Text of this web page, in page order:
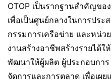
OTOP เป็นรากฐานสำคัญขอ
เพื่อเป็นศูนย์กลางในการปร
กรรมการเครือข่าย และหน่ว
งานสร้างอาชีพสร้างรายได้
พัฒนาให้ผู้ผลิต ผู้ประกอบกา
จัดการและการตลาด เพื่อเ